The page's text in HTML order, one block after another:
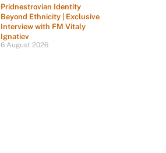
Pridnestrovian Identity
Beyond Ethnicity | Exclusive
Interview with FM Vitaly
Ignatiev
6 August 2026